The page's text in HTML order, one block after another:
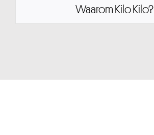
Waarom Kilo Kilo?